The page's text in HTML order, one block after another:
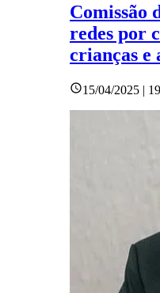
Comissão
redes por
crianças e
15/04/2025 |